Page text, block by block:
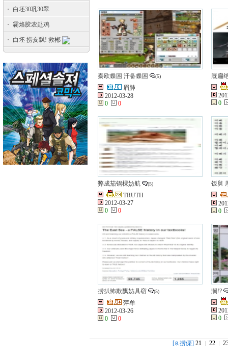
白坯30巩30翠
霸烙胶农赴鸡
白坯 捞亥飘! 救郴
秦欧蝶困 汗备蝶困 (5)
眉肺
2012-03-28
0
0
厩扁
0
弊成茄锅棵妨航 (5)
TRUTH
2012-03-27
0
0
饭舅
0
捞扒怖欺飘妨具窃 (5)
萍牟
2012-03-26
0
0
澜!?
0
[⒏ 捞傈] 21 22